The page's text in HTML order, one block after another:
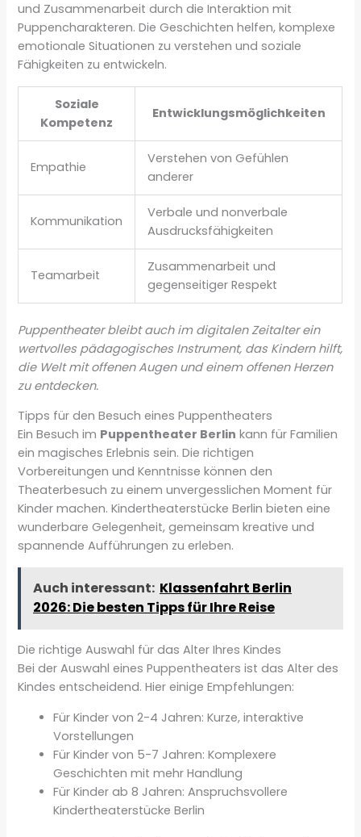
und Zusammenarbeit durch die Interaktion mit
Puppencharakteren. Die Geschichten helfen, komplexe
emotionale Situationen zu verstehen und soziale
Fähigkeiten zu entwickeln.
Soziale
Kompetenz
Entwicklungsmöglichkeiten
Empathie
Verstehen von Gefühlen
anderer
Kommunikation
Verbale und nonverbale
Ausdrucksfähigkeiten
Teamarbeit
Zusammenarbeit und
gegenseitiger Respekt
Puppentheater bleibt auch im digitalen Zeitalter ein
wertvolles pädagogisches Instrument, das Kindern hilft,
die Welt mit offenen Augen und einem offenen Herzen
zu entdecken.
Tipps für den Besuch eines Puppentheaters
Ein Besuch im Puppentheater Berlin kann für Familien
ein magisches Erlebnis sein. Die richtigen
Vorbereitungen und Kenntnisse können den
Theaterbesuch zu einem unvergesslichen Moment für
Kinder machen. Kindertheaterstücke Berlin bieten eine
wunderbare Gelegenheit, gemeinsam kreative und
spannende Aufführungen zu erleben.
Auch interessant: Klassenfahrt Berlin
2026: Die besten Tipps für Ihre Reise
Die richtige Auswahl für das Alter Ihres Kindes
Bei der Auswahl eines Puppentheaters ist das Alter des
Kindes entscheidend. Hier einige Empfehlungen:
Für Kinder von 2-4 Jahren: Kurze, interaktive
Vorstellungen
Für Kinder von 5-7 Jahren: Komplexere
Geschichten mit mehr Handlung
Für Kinder ab 8 Jahren: Anspruchsvollere
Kindertheaterstücke Berlin